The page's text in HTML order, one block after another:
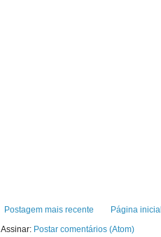
Postagem mais recente
Página inicial
Assinar: Postar comentários (Atom)